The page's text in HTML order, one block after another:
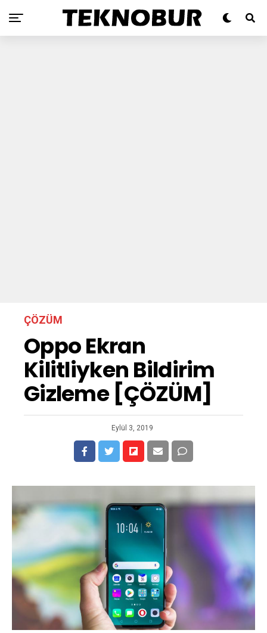
ÇÖZÜM
Oppo Ekran
Kilitliyken Bildirim
Gizleme [ÇÖZÜM]
Eylül 3, 2019